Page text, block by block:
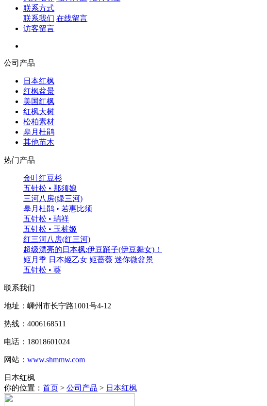
联系方式
联系我们 在线留言
访客留言
公司产品
日本红枫
红枫盆景
美国红枫
红枫大树
松柏素材
皋月杜鹃
其他苗木
热门产品
金叶红豆杉
五针松 • 那须娘
三河八房(绿三河)
皋月杜鹃 • 若惠比须
五针松 • 瑞祥
五针松 • 玉桩姬
红三河八房(红三河)
超级漂亮的日本枫:伊豆踊子(伊豆舞女)！
姬月季 日本姬乙女 姬蔷薇 迷你微盆景
五针松 • 葵
联系我们
地址：嵊州市长宁路1001号4-12
热线：4006168511
电话：18018601024
网站： www.shmmw.com
日本红枫
你的位置： 首页 > 公司产品 > 日本红枫